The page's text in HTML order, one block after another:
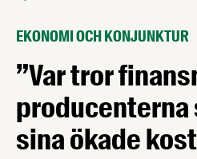
EKONOMI OCH KONJUNKTUR
”Var tror
producenterna
sina ökade